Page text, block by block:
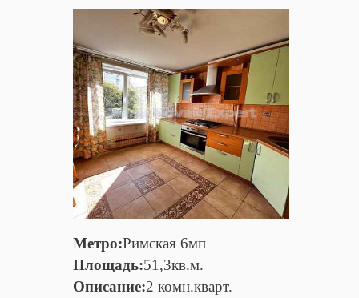
Метро:Римская 6мп
Площадь:51,3кв.м.
Описание:2 комн.кварт.